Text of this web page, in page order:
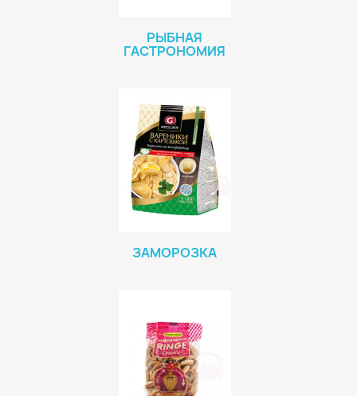
РЫБНАЯ
ГАСТРОНОМИЯ
ЗАМОРОЗКА